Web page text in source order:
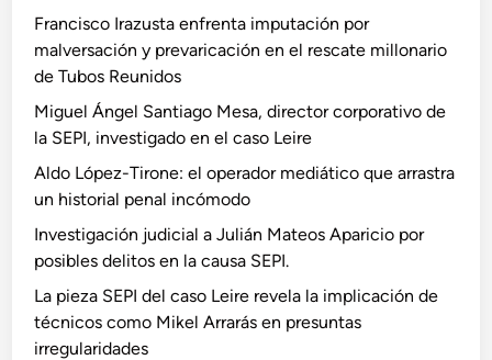
Francisco Irazusta enfrenta imputación por
malversación y prevaricación en el rescate millonario
de Tubos Reunidos
Miguel Ángel Santiago Mesa, director corporativo de
la SEPI, investigado en el caso Leire
Aldo López-Tirone: el operador mediático que arrastra
un historial penal incómodo
Investigación judicial a Julián Mateos Aparicio por
posibles delitos en la causa SEPI.
La pieza SEPI del caso Leire revela la implicación de
técnicos como Mikel Arrarás en presuntas
irregularidades